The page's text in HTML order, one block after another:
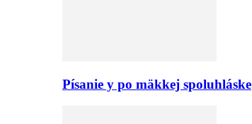
Písanie y po mäkkej spoluhláske